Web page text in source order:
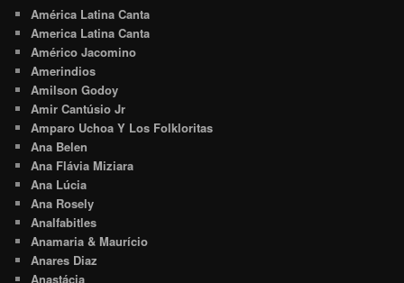
América Latina Canta
America Latina Canta
Américo Jacomino
Amerindios
Amilson Godoy
Amir Cantúsio Jr
Amparo Uchoa Y Los Folkloritas
Ana Belen
Ana Flávia Miziara
Ana Lúcia
Ana Rosely
Analfabitles
Anamaria & Maurício
Anares Diaz
Anastácia